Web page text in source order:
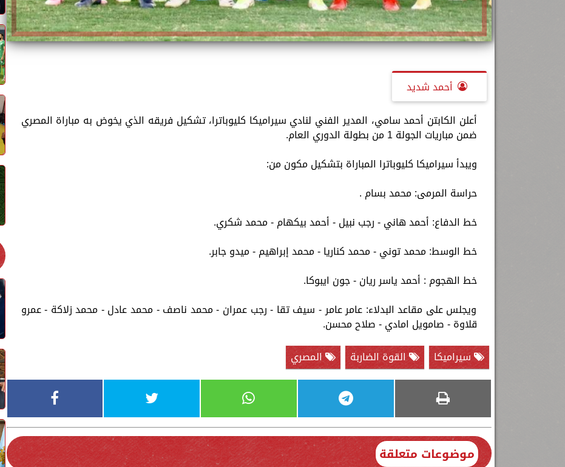
أحمد شديد
أعلن الكابتن أحمد سامي، المدير الفني لنادي سيراميكا كليوباترا، تشكيل فريقه الذي يخوض به مباراة المصري
ضمن مباريات الجولة 1 من بطولة الدوري العام.
ويبدأ سيراميكا كليوباترا المباراة بتشكيل مكون من:
حراسة المرمى: محمد بسام .
خط الدفاع: أحمد هاني - رجب نبيل - أحمد بيكهام - محمد شكري.
خط الوسط: محمد توني - محمد كناريا - محمد إبراهيم - ميدو جابر.
خط الهجوم : أحمد ياسر ريان - جون ايبوكا.
ويجلس على مقاعد البدلاء: عامر عامر - سيف تقا - رجب عمران - محمد ناصف - محمد عادل - محمد زلاكة - عمرو
قلاوة - صامويل امادي - صلاح محسن.
سيراميكا
القوة الضاربة المصري
موضوعات متعلقة